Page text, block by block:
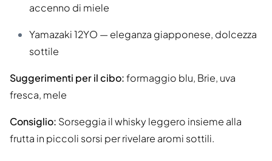
accenno di miele
Yamazaki 12YO — eleganza giapponese, dolcezza
sottile
Suggerimenti per il cibo:formaggio blu, Brie, uva
fresca, mele
Consiglio: Sorseggia il whisky leggero insieme alla
frutta in piccoli sorsi per rivelare aromi sottili.